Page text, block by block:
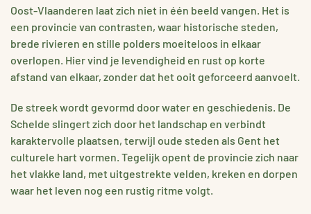
Oost-Vlaanderen laat zich niet in één beeld vangen. Het is
een provincie van contrasten, waar historische steden,
brede rivieren en stille polders moeiteloos in elkaar
overlopen. Hier vind je levendigheid en rust op korte
afstand van elkaar, zonder dat het ooit geforceerd aanvoelt.
De streek wordt gevormd door water en geschiedenis. De
Schelde slingert zich door het landschap en verbindt
karaktervolle plaatsen, terwijl oude steden als Gent het
culturele hart vormen. Tegelijk opent de provincie zich naar
het vlakke land, met uitgestrekte velden, kreken en dorpen
waar het leven nog een rustig ritme volgt.